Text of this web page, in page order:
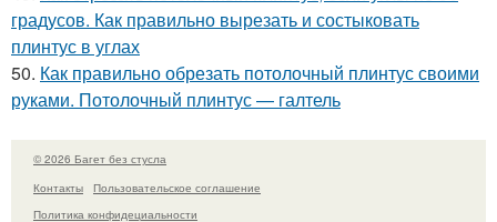
градусов. Как правильно вырезать и состыковать
плинтус в углах
50. Как правильно обрезать потолочный плинтус своими
руками. Потолочный плинтус — галтель
© 2026 Багет без стусла
Контакты
Пользовательское соглашение
Политика конфидециальности